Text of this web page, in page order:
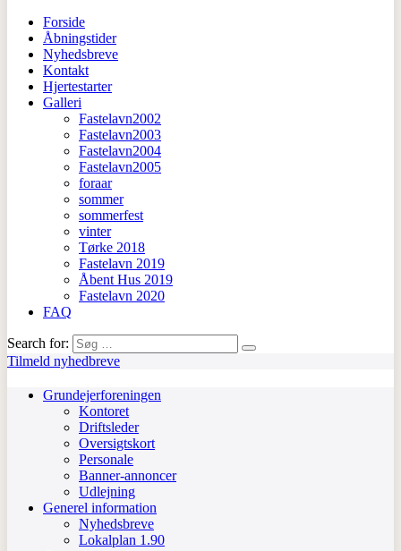
Forside
Åbningstider
Nyhedsbreve
Kontakt
Hjertestarter
Galleri
Fastelavn2002
Fastelavn2003
Fastelavn2004
Fastelavn2005
foraar
sommer
sommerfest
vinter
Tørke 2018
Fastelavn 2019
Åbent Hus 2019
Fastelavn 2020
FAQ
Search for:
Tilmeld nyhedbreve
Grundejerforeningen
Kontoret
Driftsleder
Oversigtskort
Personale
Banner-annoncer
Udlejning
Generel information
Nyhedsbreve
Lokalplan 1.90